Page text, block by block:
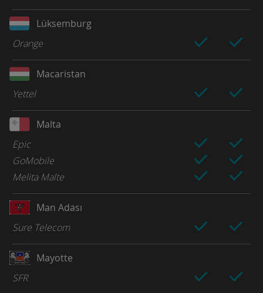
Lüksemburg
Orange
Macaristan
Yettel
Malta
Epic
GoMobile
Melita Malte
Man Adası
Sure Telecom
Mayotte
SFR